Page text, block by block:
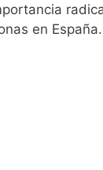
en España.